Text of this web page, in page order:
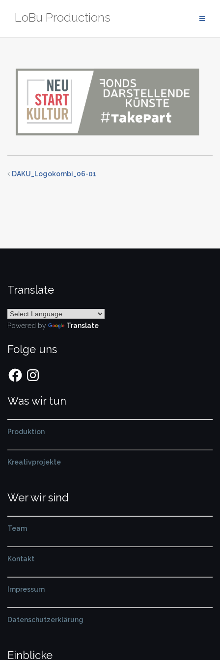
LoBu Productions
DAKU_Logokombi_06-01
Translate
Powered by Translate
Folge uns
FacebookInstagram
Was wir tun
Produktion
Kreativprojekte
Wer wir sind
Team
Kontakt
Impressum
Datenschutzerklärung
Einblicke